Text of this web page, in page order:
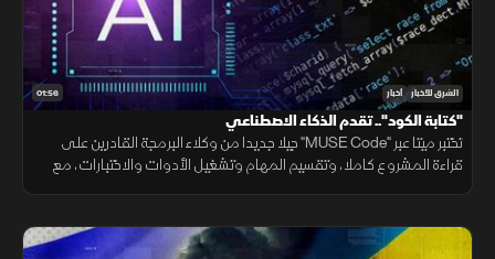
01:56 الشرق للأخبار أخبار
"كتابة الكود".. تقدم الذكاء الاصطناعي
تختبر ميتا عبر "MUSE Code" جيلا جديدا من وكلاء البرمجة القادرين على
قراءة المشروع كاملا، وتقسيم المهام وتشغيل الأدوات والاختبارات، مع